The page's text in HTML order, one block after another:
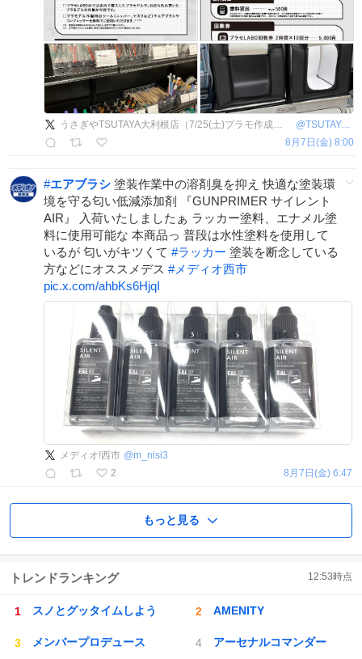
うさぎやTSUTAYA大利根店（7/25(土)プラモ作成専用スペース『プラモLABO』OPEN！） @TSUTAYA_OOTONE
8月7日(金) 8:00
#エアブラシ 塗装作業中の溶剤臭を抑え 快適な塗装環
境を守る匂い低減添加剤 『GUNPRIMER サイレント
AIR』 入荷いたしましたぁ ラッカー塗料、エナメル塗
料に使用可能な 本商品っ 普段は水性塗料を使用して
いるが 匂いがキツくて #ラッカー 塗装を断念している
方などにオススメデス #メディオ西市
pic.x.com/ahbKs6HjqI
メディオ!西市 @m_nisi3
2
8月7日(金) 6:47
もっと見る
トレンドランキング 12:53時点
スノとグッタイムしよう AMENITY
メンバープロデュース アーセナルコマンダー